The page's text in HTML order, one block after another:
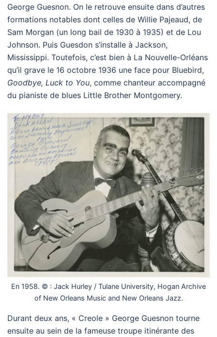
George Guesnon. On le retrouve ensuite dans d’autres
formations notables dont celles de Willie Pajeaud, de
Sam Morgan (un long bail de 1930 à 1935) et de Lou
Johnson. Puis Guesdon s’installe à Jackson,
Mississippi. Toutefois, c’est bien à La Nouvelle-Orléans
qu’il grave le 16 octobre 1936 une face pour Bluebird,
Goodbye, Luck to You, comme chanteur accompagné
du pianiste de blues Little Brother Montgomery.
En 1958. © : Jack Hurley / Tulane University, Hogan Archive
of New Orleans Music and New Orleans Jazz.
Durant deux ans, « Creole » George Guesnon tourne
ensuite au sein de la fameuse troupe itinérante des